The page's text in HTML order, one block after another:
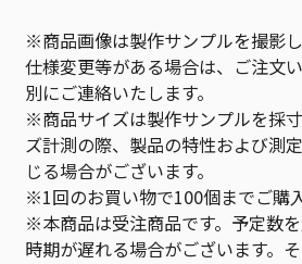
※商品画像は製作サンプルを撮影
仕様変更等がある場合は、ご注文
別にご連絡いたします。
※商品サイズは製作サンプルを採
ズ計測の際、製品の特性および測
じる場合がございます。
※1回のお買い物で100個までご購
※本商品は受注商品です。予定数
時期が遅れる場合がございます。